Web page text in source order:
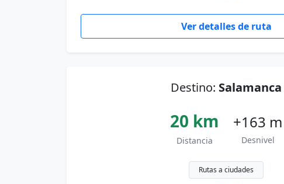
Ver detalles de ruta
Destino: Salamanca
20 km
Distancia
+163 m
Desnivel
Rutas a ciudades